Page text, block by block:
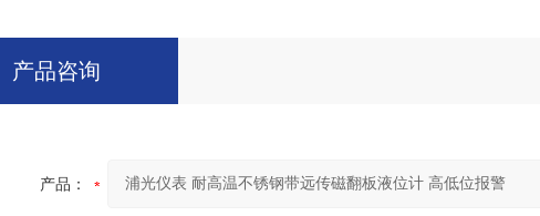
产品咨询
产品：